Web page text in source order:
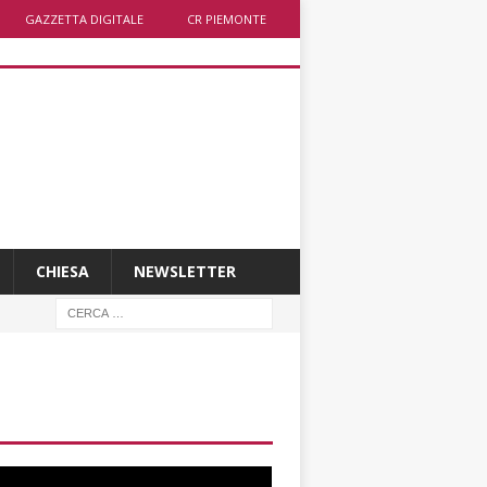
GAZZETTA DIGITALE CR PIEMONTE
CHIESA NEWSLETTER